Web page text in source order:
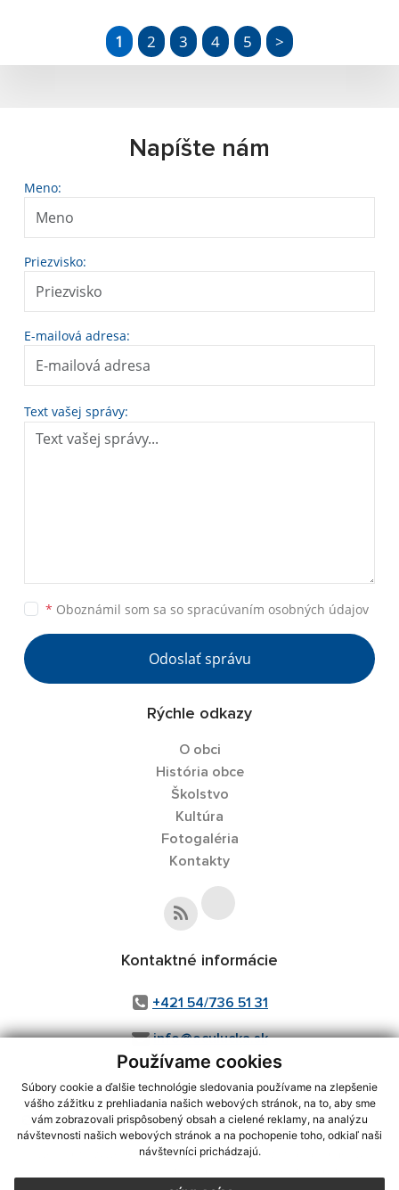
Používame cookies
Súbory cookie a ďalšie technológie sledovania používame na zlepšenie
vášho zážitku z prehliadania našich webových stránok, na to, aby sme
vám zobrazovali prispôsobený obsah a cielené reklamy, na analýzu
návštevnosti našich webových stránok a na pochopenie toho, odkiaľ naši
návštevníci prichádzajú.
1 2 3 4 5 >
Napíšte nám
Meno:
Priezvisko:
E-mailová adresa:
Text vašej správy:
* Oboznámil som sa so spracúvaním osobných údajov
Odoslať správu
Rýchle odkazy
O obci
História obce
Školstvo
Kultúra
Fotogaléria
Kontakty
Kontaktné informácie
+421 54/736 51 31
info@oculucka.sk
využite možnosť získavania aktuálnych informácií s využitím RSS
CMS systém (redakčný) systém ECHELON 2,Mapa stránok,web portál
webex.digital, s.r.o.,domény,registrácia domény